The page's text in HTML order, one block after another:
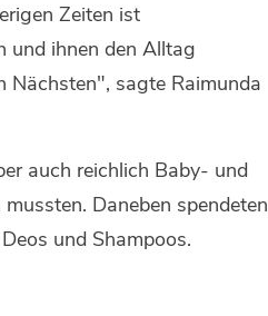
Zeiten ist
und ihnen den Alltag
Nächsten", sagte Raimunda
auch reichlich Baby- und
Daneben spendeten
und Shampoos.